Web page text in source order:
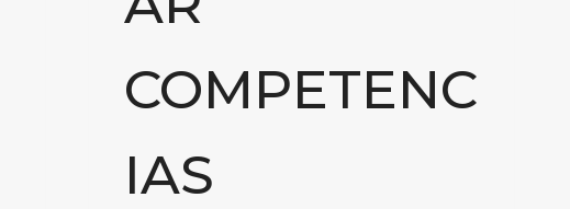
COMPETENC
IAS